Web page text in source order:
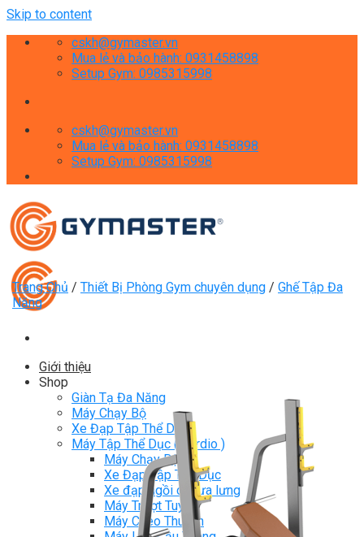
Skip to content
cskh@gymaster.vn
Mua lẻ và bảo hành: 0931458898
Setup Gym: 0985315998
cskh@gymaster.vn
Mua lẻ và bảo hành: 0931458898
Setup Gym: 0985315998
Giới thiệu
Shop
Giàn Tạ Đa Năng
Máy Chạy Bộ
Xe Đạp Tập Thể Dục
Máy Tập Thể Dục ( Cardio )
Máy Chạy Bộ
Xe Đạp Tập Thể Dục
Xe đạp ngồi có tựa lưng
Máy Trượt Tuyết
Máy Chèo Thuyền
Trang Chủ / Thiết Bị Phòng Gym chuyên dụng / Ghế Tập Đa
Năng